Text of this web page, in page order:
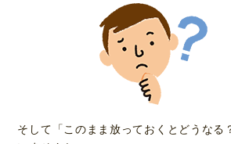
そして「このまま放っておくとどうなる